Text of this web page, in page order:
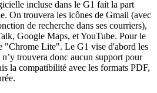
incluse dans le G1 fait la part
On trouvera les icônes de Gmail (avec
de recherche dans ses courriers),
Google Maps, et YouTube. Pour le
"Chrome Lite". Le G1 vise d'abord les
trouvera donc aucun support pour
la compatibilité avec les formats PDF,